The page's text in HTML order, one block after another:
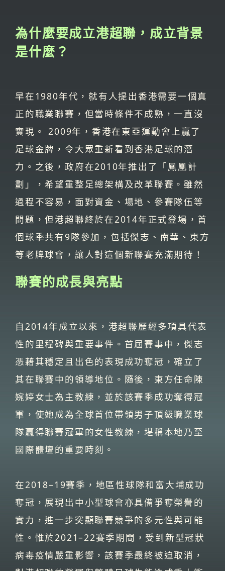
為什麼要成立港超聯，成立背景
是什麼？
早在1980年代，就有人提出香港需要一個真
正的職業聯賽，但當時條件不成熟，一直沒
實現。 2009年，香港在東亞運動會上贏了
足球金牌，令大眾重新看到香港足球的潛
力。之後，政府在2010年推出了「鳳凰計
劃」，希望重整足總架構及改革聯賽。雖然
過程不容易，面對資金、場地、參賽隊伍等
問題，但港超聯終於在2014年正式登場，首
個球季共有9隊參加，包括傑志、南華、東方
等老牌球會，讓人對這個新聯賽充滿期待！
聯賽的成長與亮點
自2014年成立以來，港超聯歷經多項具代表
性的里程碑與重要事件。首屆賽事中，傑志
憑藉其穩定且出色的表現成功奪冠，確立了
其在聯賽中的領導地位。隨後，東方任命陳
婉婷女士為主教練，並於該賽季成功奪得冠
軍，使她成為全球首位帶領男子頂級職業球
隊贏得聯賽冠軍的女性教練，堪稱本地乃至
國際體壇的重要時刻。
在2018–19賽季，地區性球隊和富大埔成功
奪冠，展現出中小型球會亦具備爭奪榮譽的
實力，進一步突顯聯賽競爭的多元性與可能
性。惟於2021–22賽季期間，受到新型冠狀
病毒疫情嚴重影響，該賽季最終被迫取消，